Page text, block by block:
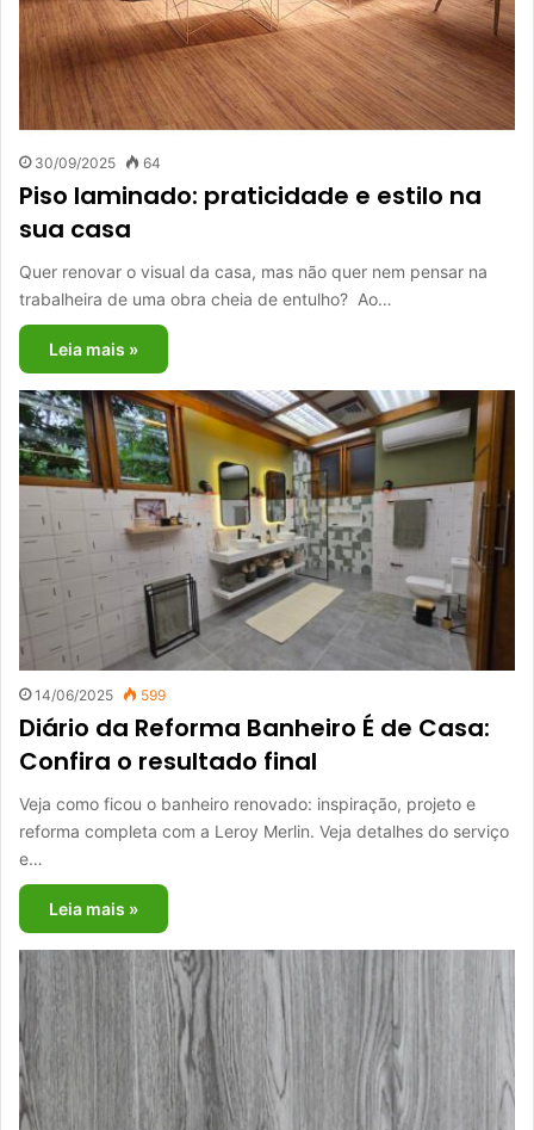
30/09/2025 64
Piso laminado: praticidade e estilo na
sua casa
Quer renovar o visual da casa, mas não quer nem pensar na
trabalheira de uma obra cheia de entulho? Ao…
Leia mais »
14/06/2025 599
Diário da Reforma Banheiro É de Casa:
Confira o resultado final
Veja como ficou o banheiro renovado: inspiração, projeto e
reforma completa com a Leroy Merlin. Veja detalhes do serviço
e…
Leia mais »